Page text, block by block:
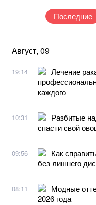
Последние
Август, 09
19:14
Лечение
каждого
10:31
Разбитые
спасти свой
09:56
Как
без лишнего
08:11
Модные
2026 года